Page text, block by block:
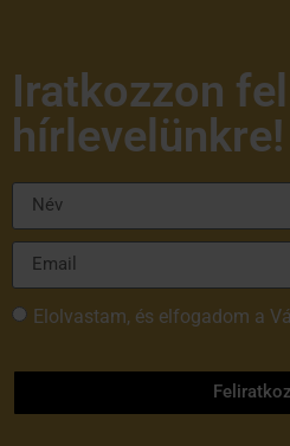
Iratkozzon fel
hírlevelünkre!
Elolvastam, és elfogadom a